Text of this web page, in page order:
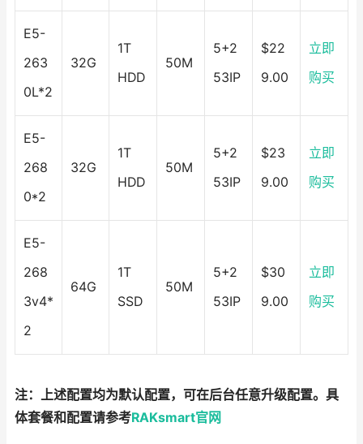
E5-
263
0L*2
32G
1T
HDD
50M
5+2
53IP
$22
9.00
立即
购买
E5-
268
0*2
32G
1T
HDD
50M
5+2
53IP
$23
9.00
立即
购买
E5-
268
3v4*
2
64G
1T
SSD
50M
5+2
53IP
$30
9.00
立即
购买
注：上述配置均为默认配置，可在后台任意升级配置。具
体套餐和配置请参考RAKsmart官网